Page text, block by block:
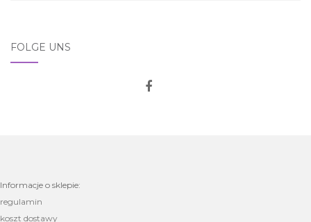
FOLGE UNS
Informacje o sklepie:
regulamin
koszt dostawy